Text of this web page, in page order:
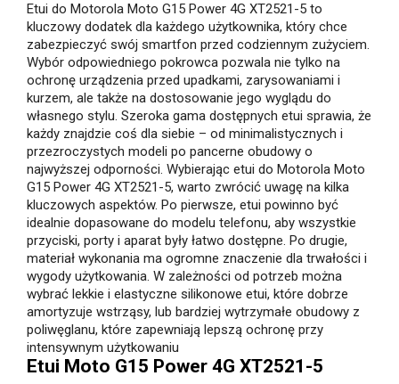
Etui do Motorola Moto G15 Power 4G XT2521-5 to
kluczowy dodatek dla każdego użytkownika, który chce
zabezpieczyć swój smartfon przed codziennym zużyciem.
Wybór odpowiedniego pokrowca pozwala nie tylko na
ochronę urządzenia przed upadkami, zarysowaniami i
kurzem, ale także na dostosowanie jego wyglądu do
własnego stylu. Szeroka gama dostępnych etui sprawia, że
każdy znajdzie coś dla siebie – od minimalistycznych i
przezroczystych modeli po pancerne obudowy o
najwyższej odporności. Wybierając etui do Motorola Moto
G15 Power 4G XT2521-5, warto zwrócić uwagę na kilka
kluczowych aspektów. Po pierwsze, etui powinno być
idealnie dopasowane do modelu telefonu, aby wszystkie
przyciski, porty i aparat były łatwo dostępne. Po drugie,
materiał wykonania ma ogromne znaczenie dla trwałości i
wygody użytkowania. W zależności od potrzeb można
wybrać lekkie i elastyczne silikonowe etui, które dobrze
amortyzuje wstrząsy, lub bardziej wytrzymałe obudowy z
poliwęglanu, które zapewniają lepszą ochronę przy
intensywnym użytkowaniu
Etui Moto G15 Power 4G XT2521-5